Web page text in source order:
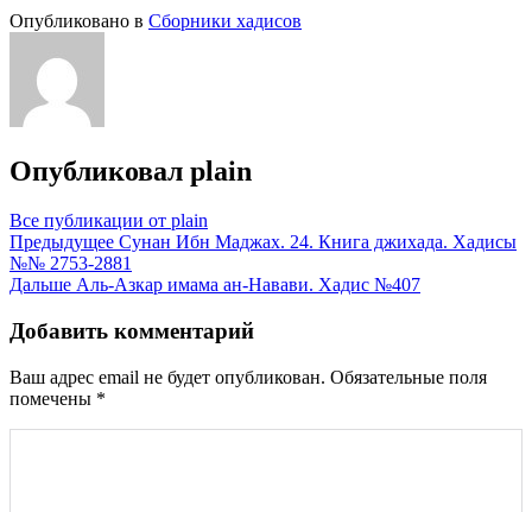
Опубликовано в Сборники хадисов
Опубликовал plain
Все публикации от plain
Навигация
по
Предыдущее Сунан Ибн Маджах. 24. Книга джихада. Хадисы
№№ 2753-2881
Дальше Аль-Азкар имама ан-Навави. Хадис №407
Добавить комментарий
Ваш адрес email не будет опубликован. Обязательные поля
помечены *